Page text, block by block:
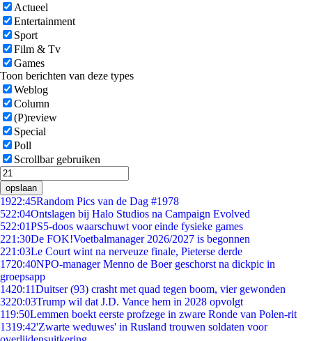
Actueel
Entertainment
Sport
Film & Tv
Games
Toon berichten van deze types
Weblog
Column
(P)review
Special
Poll
Scrollbar gebruiken
opslaan
1922:45Random Pics van de Dag #1978
522:04Ontslagen bij Halo Studios na Campaign Evolved
522:01PS5-doos waarschuwt voor einde fysieke games
221:30De FOK!Voetbalmanager 2026/2027 is begonnen
221:03Le Court wint na nerveuze finale, Pieterse derde
1720:40NPO-manager Menno de Boer geschorst na dickpic in
groepsapp
1420:11Duitser (93) crasht met quad tegen boom, vier gewonden
3220:03Trump wil dat J.D. Vance hem in 2028 opvolgt
119:50Lemmen boekt eerste profzege in zware Ronde van Polen-rit
1319:42'Zwarte weduwes' in Rusland trouwen soldaten voor